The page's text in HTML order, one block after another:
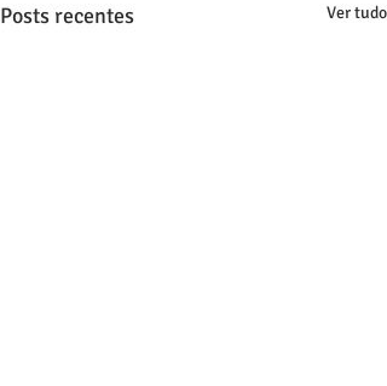
Posts recentes Ver tudo